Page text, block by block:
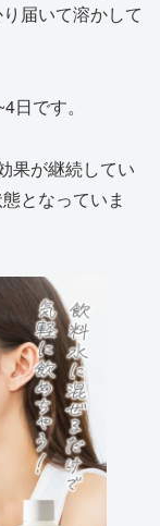
届いて溶かして
です。
果が継続してい
となっていま